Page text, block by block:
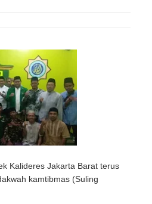
Kalideres Jakarta Barat terus
kamtibmas (Suling